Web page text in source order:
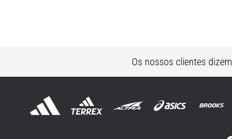
Os nossos clientes dizem